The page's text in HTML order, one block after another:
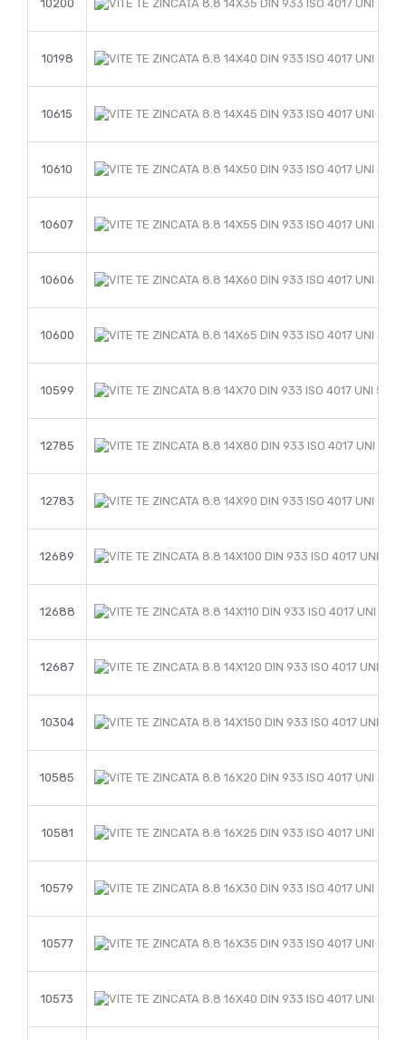
10200
10198
10615
10610
10607
10606
10600
10599
12785
12783
12689
12688
12687
10304
10585
10581
10579
10577
10573